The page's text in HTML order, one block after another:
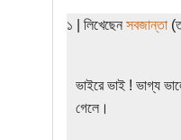
১ | লিখেছেন সবজান্তা
ভাইরে ভাই ! ভাগ্য
গেলে।